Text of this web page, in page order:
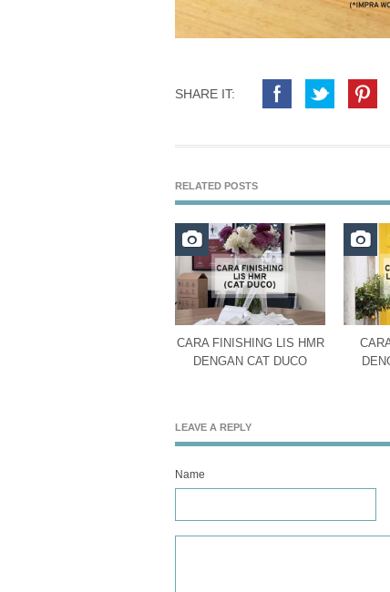
SHARE IT:
RELATED POSTS
CARA FINISHING LIS HMR
DENGAN CAT DUCO
LEAVE A REPLY
Name